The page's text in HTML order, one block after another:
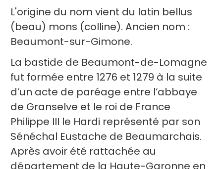
L'origine du nom vient du latin bellus
(beau) mons (colline). Ancien nom :
Beaumont-sur-Gimone.
La bastide de Beaumont-de-Lomagne
fut formée entre 1276 et 1279 à la suite
d’un acte de paréage entre l’abbaye
de Granselve et le roi de France
Philippe III le Hardi représenté par son
Sénéchal Eustache de Beaumarchais.
Après avoir été rattachée au
département de la Haute-Garonne en